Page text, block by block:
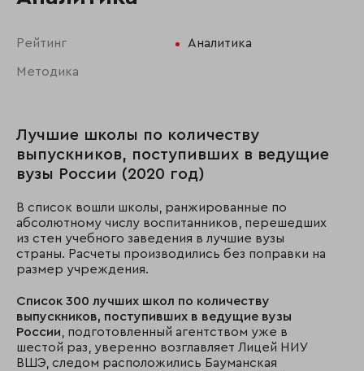
Рейтинг Аналитика
Методика
Лучшие школы по количеству
выпускников, поступивших в ведущие
вузы России (2020 год)
В список вошли школы, ранжированные по
абсолютному числу воспитанников, перешедших
из стен учебного заведения в лучшие вузы
страны. Расчеты производились без поправки на
размер учреждения.
Список 300 лучших школ по количеству
выпускников, поступивших в ведущие вузы
России , подготовленный агентством уже в
шестой раз, уверенно возглавляет Лицей НИУ
ВШЭ, следом расположились Бауманская